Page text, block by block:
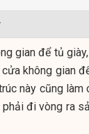
gian để tủ
không gian
này cũng làm
đi vòng ra